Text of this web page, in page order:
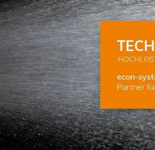
econ-
Partner